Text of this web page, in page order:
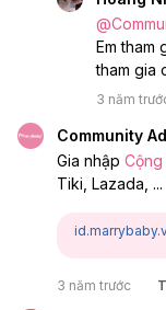
@
Em tham
tham gia
3 năm
Community
Gia nhập
Tiki, Lazada,
3 năm trước